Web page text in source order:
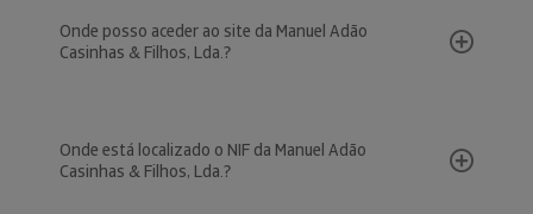
Onde posso aceder ao site da Manuel Adão
Casinhas & Filhos, Lda.?
Onde está localizado o NIF da Manuel Adão
Casinhas & Filhos, Lda.?